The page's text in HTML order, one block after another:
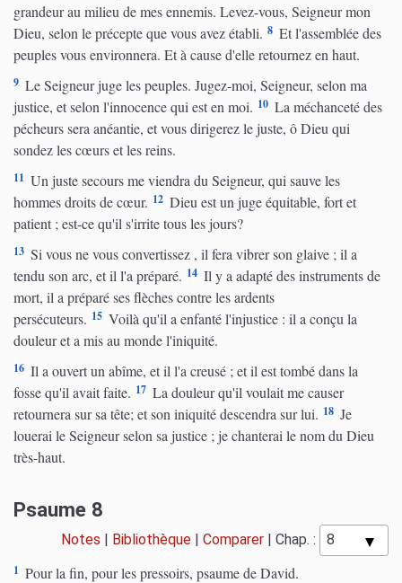
grandeur au milieu de mes ennemis. Levez-vous, Seigneur mon
Dieu, selon le précepte que vous avez établi. 8 Et l'assemblée des
peuples vous environnera. Et à cause d'elle retournez en haut.
9 Le Seigneur juge les peuples. Jugez-moi, Seigneur, selon ma
justice, et selon l'innocence qui est en moi. 10 La méchanceté des
pécheurs sera anéantie, et vous dirigerez le juste, ô Dieu qui
sondez les cœurs et les reins.
11 Un juste secours me viendra du Seigneur, qui sauve les
hommes droits de cœur. 12 Dieu est un juge équitable, fort et
patient ; est-ce qu'il s'irrite tous les jours?
13 Si vous ne vous convertissez , il fera vibrer son glaive ; il a
tendu son arc, et il l'a préparé. 14 Il y a adapté des instruments de
mort, il a préparé ses flèches contre les ardents
persécuteurs. 15 Voilà qu'il a enfanté l'injustice : il a conçu la
douleur et a mis au monde l'iniquité.
16 Il a ouvert un abîme, et il l'a creusé ; et il est tombé dans la
fosse qu'il avait faite. 17 La douleur qu'il voulait me causer
retournera sur sa tête; et son iniquité descendra sur lui. 18 Je
louerai le Seigneur selon sa justice ; je chanterai le nom du Dieu
très-haut.
Psaume 8
Notes Bibliothèque Comparer Chap. :
1 Pour la fin, pour les pressoirs, psaume de David.